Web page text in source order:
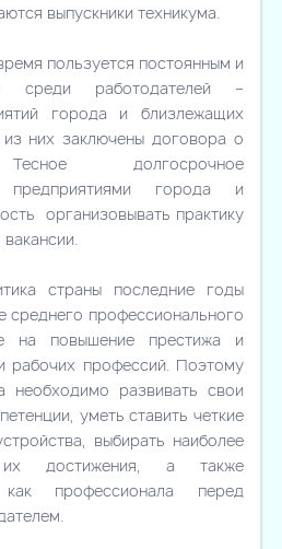
выпускники техникума.
пользуется постоянным и
среди работодателей –
города и близлежащих
них заключены договора о
Тесное долгосрочное
предприятиями города и
организовывать практику
страны последние годы
среднего профессионального
на повышение престижа и
рабочих профессий. Поэтому
необходимо развивать свои
уметь ставить четкие
выбирать наиболее
их достижения, а также
профессионала перед